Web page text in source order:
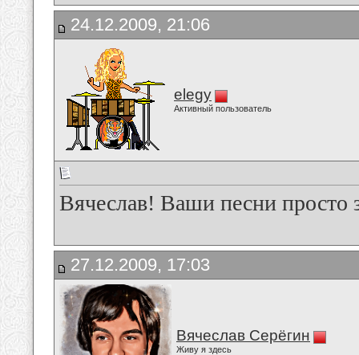
24.12.2009, 21:06
elegy
Активный пользователь
Вячеслав! Ваши песни просто
27.12.2009, 17:03
Вячеслав Серёгин
Живу я здесь